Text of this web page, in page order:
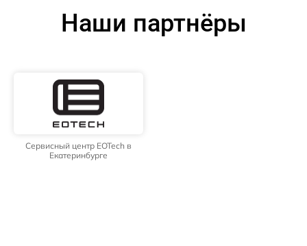
Наши партнёры
Сервисный центр EOTech в
Екатеринбурге